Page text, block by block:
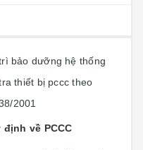
bảo dưỡng hệ thống
thiết bị pccc theo
2001
về PCCC